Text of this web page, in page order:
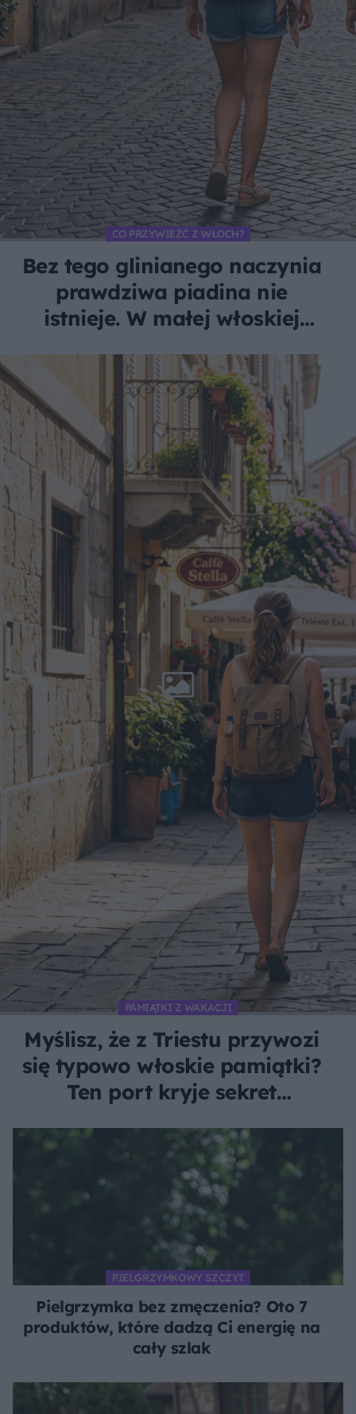
CO PRZYWIEŹĆ Z WŁOCH?
Bez tego glinianego naczynia
prawdziwa piadina nie
istnieje. W małej włoskiej
rodzina
PAMIĄTKI Z WAKACJI
Myślisz, że z Triestu przywozi
się typowo włoskie pamiątki?
Ten port kryje sekret
PIELGRZYMKOWY SZCZYT
Pielgrzymka bez zmęczenia? Oto 7
produktów, które dadzą Ci energię na
cały szlak